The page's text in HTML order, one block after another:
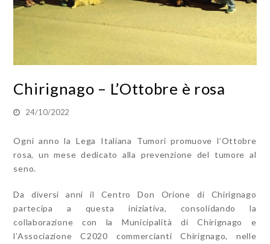
Chirignago – L’Ottobre è rosa
24/10/2022
Ogni anno la Lega Italiana Tumori promuove l’Ottobre
rosa, un mese dedicato alla prevenzione del tumore al
seno.
Da diversi anni il Centro Don Orione di Chirignago
partecipa a questa iniziativa, consolidando la
collaborazione con la Municipalità di Chirignago e
l’Associazione C2020 commercianti Chirignago, nelle